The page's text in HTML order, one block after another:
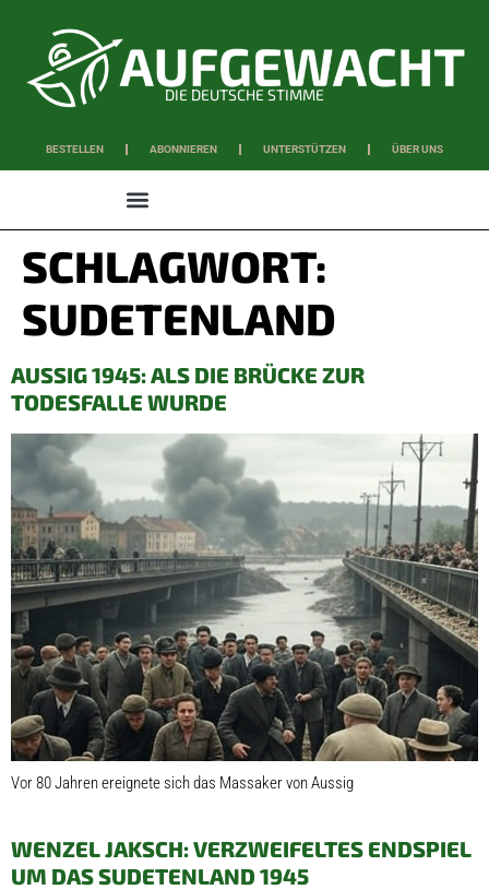
DIE DEUTSCHE STIMME
BESTELLEN ABONNIEREN UNTERSTÜTZEN ÜBER UNS
SCHLAGWORT:
SUDETENLAND
AUSSIG 1945: ALS DIE BRÜCKE ZUR
TODESFALLE WURDE
Vor 80 Jahren ereignete sich das Massaker von Aussig
WENZEL JAKSCH: VERZWEIFELTES ENDSPIEL
UM DAS SUDETENLAND 1945